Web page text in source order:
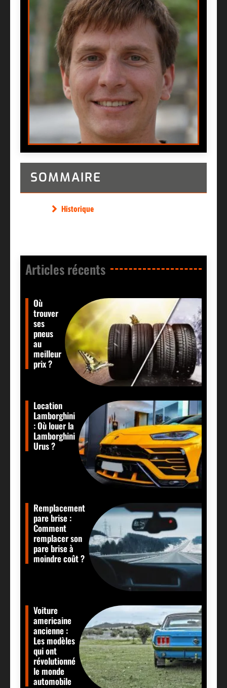
SOMMAIRE
Historique
Articles récents​
Où
trouver
ses
pneus
au
meilleur
prix ?
Location
Lamborghini
: Où louer la
Lamborghini
Urus ?
Remplacement
pare brise :
Comment
remplacer son
pare brise à
moindre coût ?
Voiture
americaine
ancienne :
Les modèles
qui ont
révolutionné
le monde
automobile